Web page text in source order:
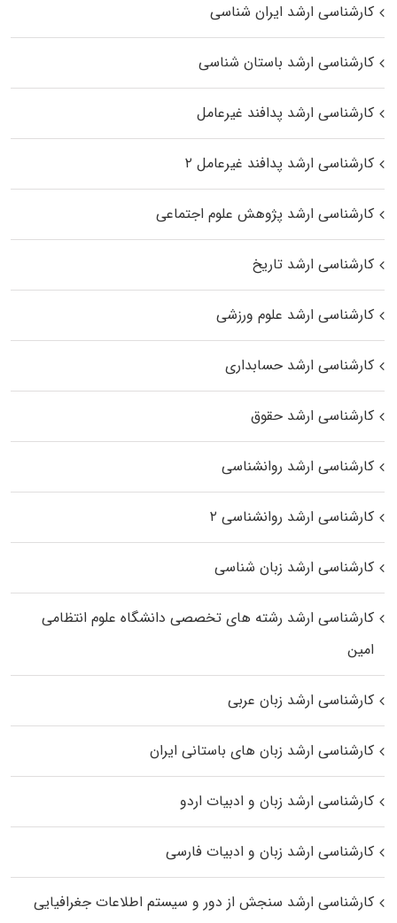
کارشناسی ارشد ایران شناسی
کارشناسی ارشد باستان شناسی
کارشناسی ارشد پدافند غیرعامل
کارشناسی ارشد پدافند غیرعامل ۲
کارشناسی ارشد پژوهش علوم اجتماعی
کارشناسی ارشد تاریخ
کارشناسی ارشد علوم ورزشی
کارشناسی ارشد حسابداری
کارشناسی ارشد حقوق
کارشناسی ارشد روانشناسی
کارشناسی ارشد روانشناسی ۲
کارشناسی ارشد زبان شناسی
کارشناسی ارشد رﺷﺘﻪ ﻫﺎی تخصصی داﻧﺸﮕﺎه ﻋﻠﻮم انتظامی
اﻣﻴﻦ
کارشناسی ارشد زبان عربی
کارشناسی ارشد زبان‌ های باستانی ایران
کارشناسی ارشد زبان و ادبیات اردو
کارشناسی ارشد زبان و ادبیات فارسی
کارشناسی ارشد سنجش از دور و سیستم اطلاعات جغرافیایی